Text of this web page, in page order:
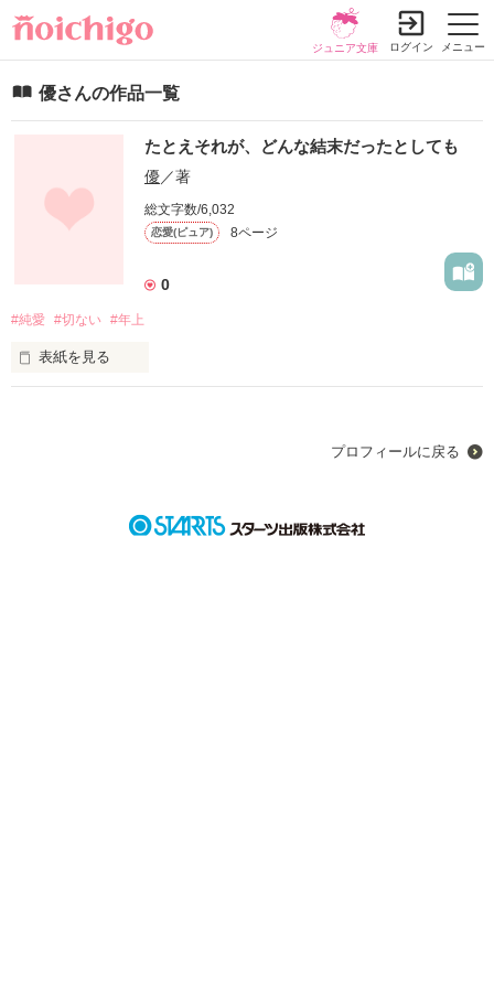
メニュー
ジュニア文庫 ログイン
優さんの作品一覧
たとえそれが、どんな結末だったとしても
優／著
総文字数/6,032
恋愛(ピュア) 8ページ
0
#純愛 #切ない #年上
表紙を見る
この世界がどれほどの奇跡で溢れているのか
プロフィールに戻る